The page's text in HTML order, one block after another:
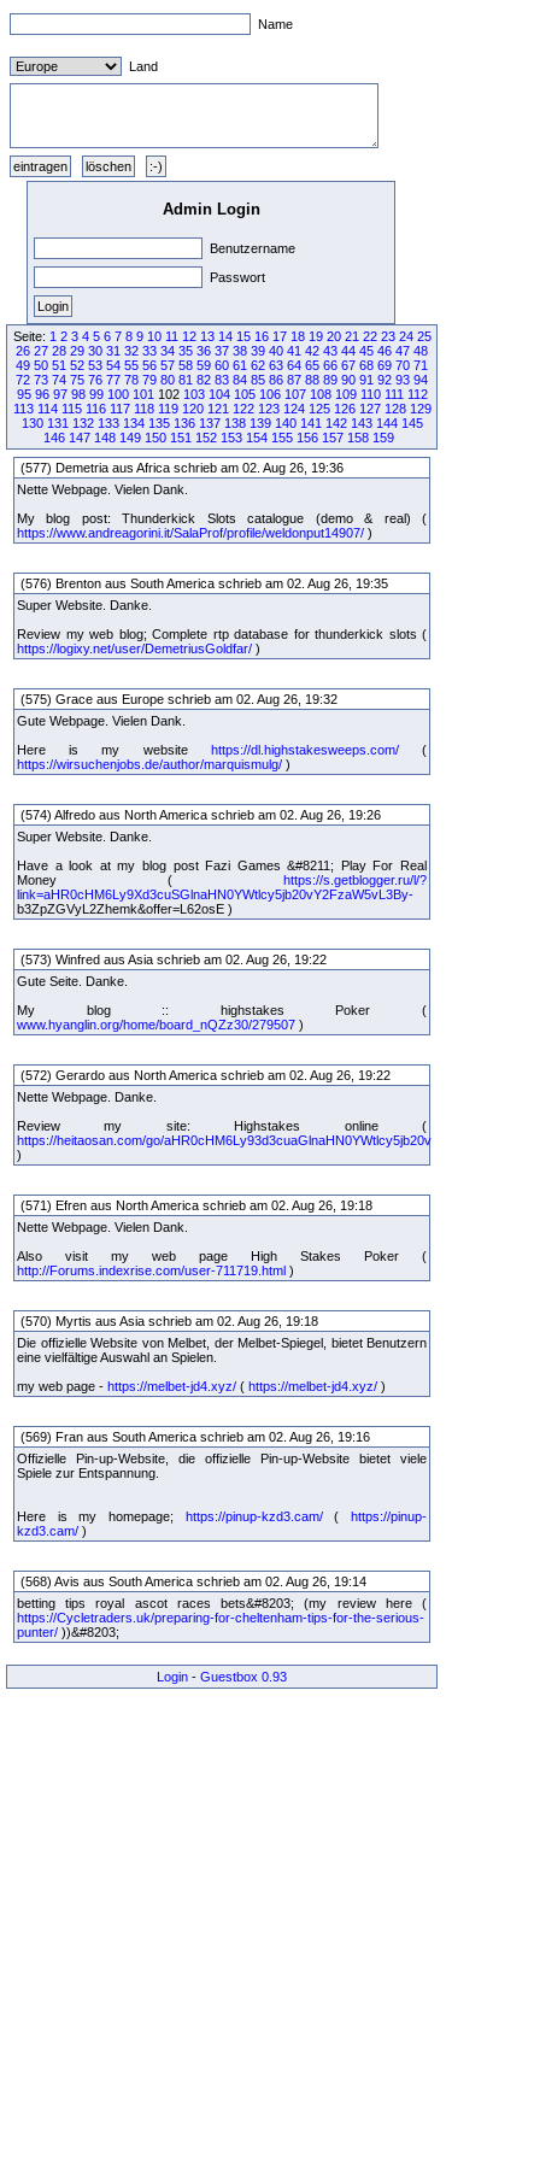
Name
Land
Admin Login
Benutzername
Passwort
Seite: 1 2 3 4 5 6 7 8 9 10 11 12 13 14 15 16 17 18 19 20 21 22 23 24 25
26 27 28 29 30 31 32 33 34 35 36 37 38 39 40 41 42 43 44 45 46 47 48
49 50 51 52 53 54 55 56 57 58 59 60 61 62 63 64 65 66 67 68 69 70 71
72 73 74 75 76 77 78 79 80 81 82 83 84 85 86 87 88 89 90 91 92 93 94
95 96 97 98 99 100 101 102 103 104 105 106 107 108 109 110 111 112
113 114 115 116 117 118 119 120 121 122 123 124 125 126 127 128 129
130 131 132 133 134 135 136 137 138 139 140 141 142 143 144 145
146 147 148 149 150 151 152 153 154 155 156 157 158 159
(577) Demetria aus Africa schrieb am 02. Aug 26, 19:36
Nette Webpage. Vielen Dank.
My blog post: Thunderkick Slots catalogue (demo & real) (
https://www.andreagorini.it/SalaProf/profile/weldonput14907/ )
(576) Brenton aus South America schrieb am 02. Aug 26, 19:35
Super Website. Danke.
Review my web blog; Complete rtp database for thunderkick slots (
https://logixy.net/user/DemetriusGoldfar/ )
(575) Grace aus Europe schrieb am 02. Aug 26, 19:32
Gute Webpage. Vielen Dank.
Here is my website https://dl.highstakesweeps.com/(
https://wirsuchenjobs.de/author/marquismulg/ )
(574) Alfredo aus North America schrieb am 02. Aug 26, 19:26
Super Website. Danke.
Have a look at my blog post Fazi Games &#8211; Play For Real
Money ( https://s.getblogger.ru/l/?
link=aHR0cHM6Ly9Xd3cuSGlnaHN0YWtlcy5jb20vY2FzaW5vL3By-
b3ZpZGVyL2Zhemk&offer=L62osE )
(573) Winfred aus Asia schrieb am 02. Aug 26, 19:22
Gute Seite. Danke.
My blog :: highstakes Poker (
www.hyanglin.org/home/board_nQZz30/279507 )
(572) Gerardo aus North America schrieb am 02. Aug 26, 19:22
Nette Webpage. Danke.
Review my site: Highstakes online (
https://heitaosan.com/go/aHR0cHM6Ly93d3cuaGlnaHN0YWtlcy5jb20v
)
(571) Efren aus North America schrieb am 02. Aug 26, 19:18
Nette Webpage. Vielen Dank.
Also visit my web page High Stakes Poker (
http://Forums.indexrise.com/user-711719.html )
(570) Myrtis aus Asia schrieb am 02. Aug 26, 19:18
Die offizielle Website von Melbet, der Melbet-Spiegel, bietet Benutzern
eine vielfältige Auswahl an Spielen.
my web page - https://melbet-jd4.xyz/ ( https://melbet-jd4.xyz/ )
(569) Fran aus South America schrieb am 02. Aug 26, 19:16
Offizielle Pin-up-Website, die offizielle Pin-up-Website bietet viele
Spiele zur Entspannung.
Here is my homepage; https://pinup-kzd3.cam/(https://pinup-
kzd3.cam/ )
(568) Avis aus South America schrieb am 02. Aug 26, 19:14
betting tips royal ascot races bets&#8203; (my review here (
https://Cycletraders.uk/preparing-for-cheltenham-tips-for-the-serious-
punter/ ))&#8203;
Login - Guestbox 0.93